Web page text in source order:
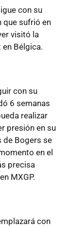
con su
que sufrió en
visitó la
Bélgica.
con su
6 semanas
realizar
presión en su
de Bogers se
en el
precisa
MXGP.
con